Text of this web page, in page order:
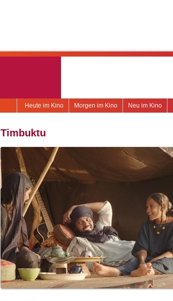
Neu im Kino
Morgen im Kino
Heute im Kino
Timbuktu